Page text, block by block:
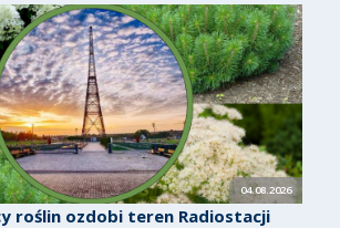
04.08.2026
roślin ozdobi teren Radiostacji